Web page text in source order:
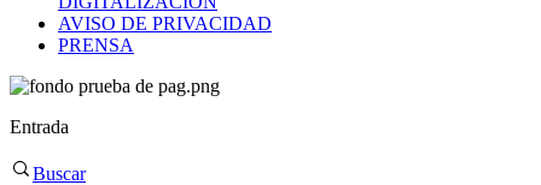
AVISO DE PRIVACIDAD
PRENSA
Entrada
Buscar